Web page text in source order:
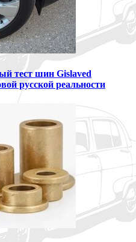
тест шин Gislaved
русской реальности